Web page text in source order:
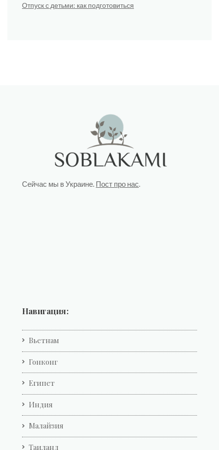
Отпуск с детьми: как подготовиться
Сейчас мы в Украине. Пост про нас.
Навигация:
Вьетнам
Гонконг
Египет
Индия
Малайзия
Таиланд